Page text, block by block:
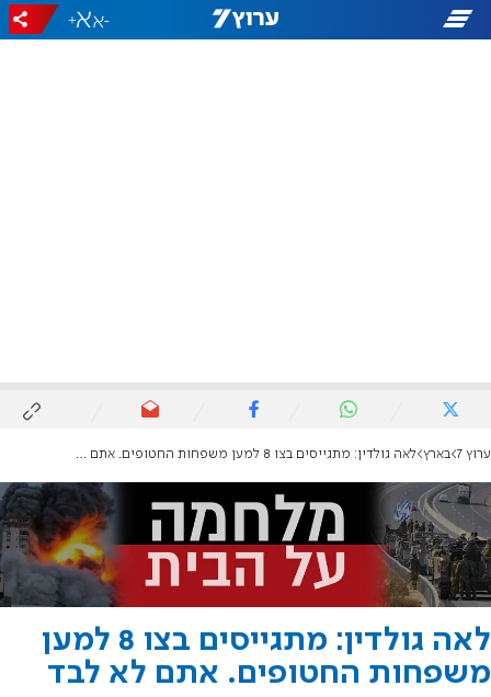
-
+
ערוץ 7 בארץ לאה גולדין: מתגייסים בצו 8 למען משפחות החטופים. אתם לא לבד
לאה גולדין: מתגייסים בצו 8 למען
משפחות החטופים. אתם לא לבד